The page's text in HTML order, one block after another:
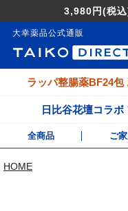
3,980円(税
大幸薬品公式通販
ラッパ整腸薬BF24包
日比谷花壇コラ
全商品 ご
HOME